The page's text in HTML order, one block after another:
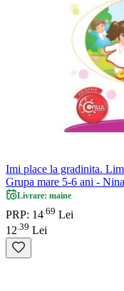
Imi place la gradinita.
Grupa mare 5-6 ani -
Livrare: maine
PRP: 14 69 Lei
12 39 Lei